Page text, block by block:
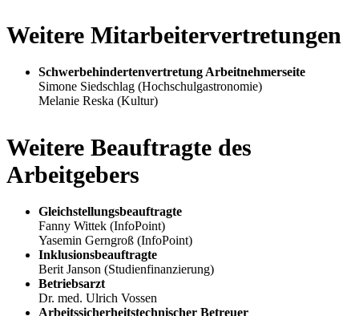
Weitere Mitarbeitervertretungen
Schwerbehindertenvertretung Arbeitnehmerseite
Simone Siedschlag (Hochschulgastronomie)
Melanie Reska (Kultur)
Weitere Beauftragte des
Arbeitgebers
Gleichstellungsbeauftragte
Fanny Wittek (InfoPoint)
Yasemin Gerngroß (InfoPoint)
Inklusionsbeauftragte
Berit Janson (Studienfinanzierung)
Betriebsarzt
Dr. med. Ulrich Vossen
Arbeitssicherheitstechnischer Betreuer